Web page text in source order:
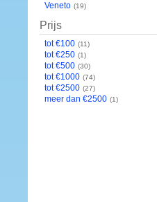
Veneto (19)
Prijs
tot €100 (11)
tot €250 (1)
tot €500 (30)
tot €1000 (74)
tot €2500 (27)
meer dan €2500 (1)